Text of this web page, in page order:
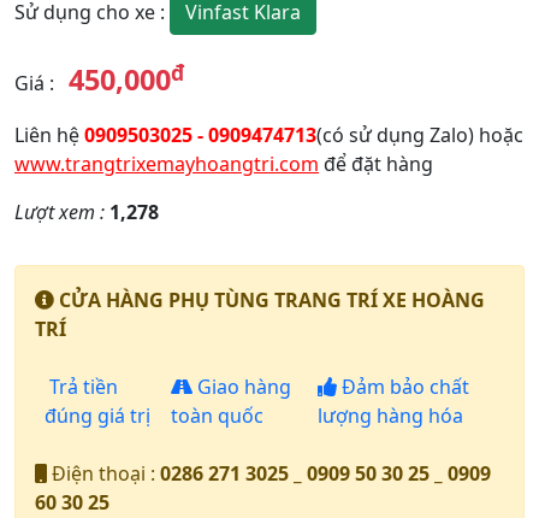
Sử dụng cho xe : Vinfast Klara
Giá : 450,000đ
Liên hệ0909503025 - 0909474713(có sử dụng Zalo) hoặc
www.trangtrixemayhoangtri.com để đặt hàng
Lượt xem : 1,278
CỬA HÀNG PHỤ TÙNG TRANG TRÍ XE HOÀNG
TRÍ
Trả tiền
đúng giá trị
Giao hàng
toàn quốc
Đảm bảo chất
lượng hàng hóa
Điện thoại : 0286 271 3025 _ 0909 50 30 25 _ 0909
60 30 25